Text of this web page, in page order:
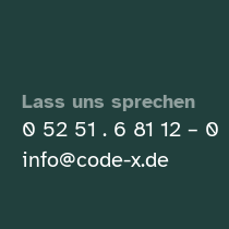
Lass uns sprechen
0 52 51 . 6 81 12 – 0
info@code-x.de